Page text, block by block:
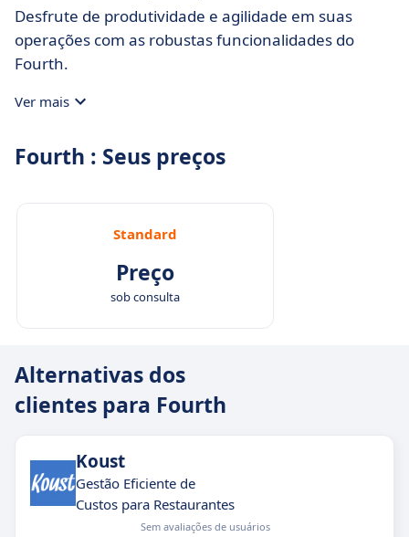
Desfrute de produtividade e agilidade em suas
operações com as robustas funcionalidades do
Fourth.
Ver mais
Fourth : Seus preços
Standard
Preço
sob consulta
Alternativas dos
clientes para Fourth
Koust
Gestão Eficiente de
Custos para Restaurantes
Sem avaliações de usuários